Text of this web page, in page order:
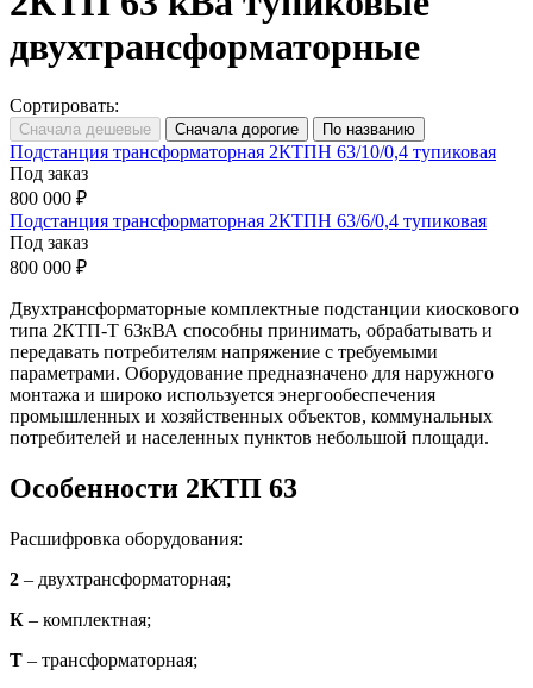
двухтрансформаторные
Сортировать:
Подстанция трансформаторная 2КТПН 63/10/0,4 тупиковая
Под заказ
800 000 ₽
Подстанция трансформаторная 2КТПН 63/6/0,4 тупиковая
Под заказ
800 000 ₽
Двухтрансформаторные комплектные подстанции киоскового
типа 2КТП-Т 63кВА способны принимать, обрабатывать и
передавать потребителям напряжение с требуемыми
параметрами. Оборудование предназначено для наружного
монтажа и широко используется энергообеспечения
промышленных и хозяйственных объектов, коммунальных
потребителей и населенных пунктов небольшой площади.
Особенности 2КТП 63
Расшифровка оборудования:
2 – двухтрансформаторная;
К – комплектная;
Т – трансформаторная;